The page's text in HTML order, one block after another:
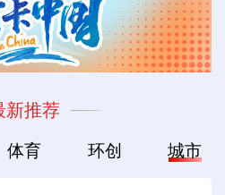
新推荐
体育 环创 城市